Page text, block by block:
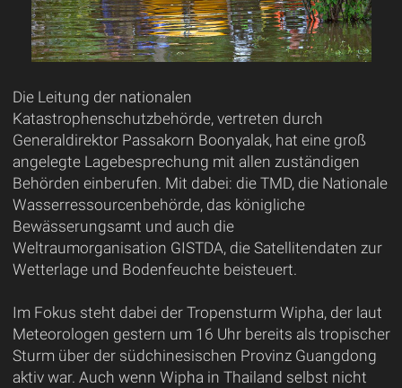
Die Leitung der nationalen
Katastrophenschutzbehörde, vertreten durch
Generaldirektor Passakorn Boonyalak, hat eine groß
angelegte Lagebesprechung mit allen zuständigen
Behörden einberufen. Mit dabei: die TMD, die Nationale
Wasserressourcenbehörde, das königliche
Bewässerungsamt und auch die
Weltraumorganisation GISTDA, die Satellitendaten zur
Wetterlage und Bodenfeuchte beisteuert.
Im Fokus steht dabei der Tropensturm Wipha, der laut
Meteorologen gestern um 16 Uhr bereits als tropischer
Sturm über der südchinesischen Provinz Guangdong
aktiv war. Auch wenn Wipha in Thailand selbst nicht